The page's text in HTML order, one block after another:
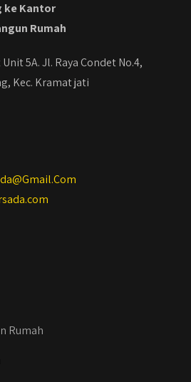
ke Kantor
Rumah
5A. Jl. Raya Condet No.4,
Kec. Kramat jati
Rumah